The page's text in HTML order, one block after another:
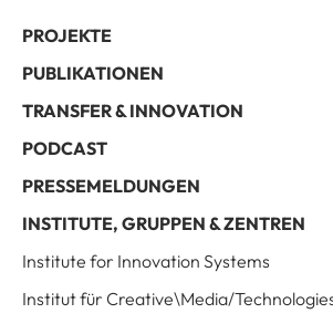
PROJEKTE
PUBLIKATIONEN
TRANSFER & INNOVATION
PODCAST
PRESSEMELDUNGEN
INSTITUTE, GRUPPEN & ZENTREN
Institute for Innovation Systems
Institut für Creative\Media/